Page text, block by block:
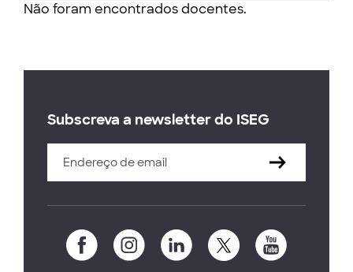
Não foram encontrados docentes.
Subscreva a newsletter do ISEG